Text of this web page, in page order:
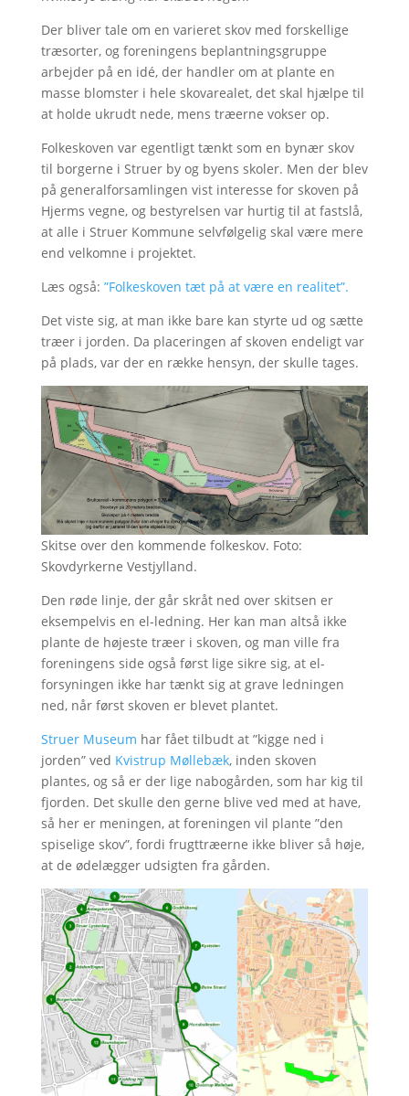
Der bliver tale om en varieret skov med forskellige
træsorter, og foreningens beplantningsgruppe
arbejder på en idé, der handler om at plante en
masse blomster i hele skovarealet, det skal hjælpe til
at holde ukrudt nede, mens træerne vokser op.
Folkeskoven var egentligt tænkt som en bynær skov
til borgerne i Struer by og byens skoler. Men der blev
på generalforsamlingen vist interesse for skoven på
Hjerms vegne, og bestyrelsen var hurtig til at fastslå,
at alle i Struer Kommune selvfølgelig skal være mere
end velkomne i projektet.
Læs også: ”Folkeskoven tæt på at være en realitet”.
Det viste sig, at man ikke bare kan styrte ud og sætte
træer i jorden. Da placeringen af skoven endeligt var
på plads, var der en række hensyn, der skulle tages.
Skitse over den kommende folkeskov. Foto:
Skovdyrkerne Vestjylland.
Den røde linje, der går skråt ned over skitsen er
eksempelvis en el-ledning. Her kan man altså ikke
plante de højeste træer i skoven, og man ville fra
foreningens side også først lige sikre sig, at el-
forsyningen ikke har tænkt sig at grave ledningen
ned, når først skoven er blevet plantet.
Struer Museum har fået tilbudt at ”kigge ned i
jorden” ved Kvistrup Møllebæk, inden skoven
plantes, og så er der lige nabogården, som har kig til
fjorden. Det skulle den gerne blive ved med at have,
så her er meningen, at foreningen vil plante ”den
spiselige skov”, fordi frugttræerne ikke bliver så høje,
at de ødelægger udsigten fra gården.